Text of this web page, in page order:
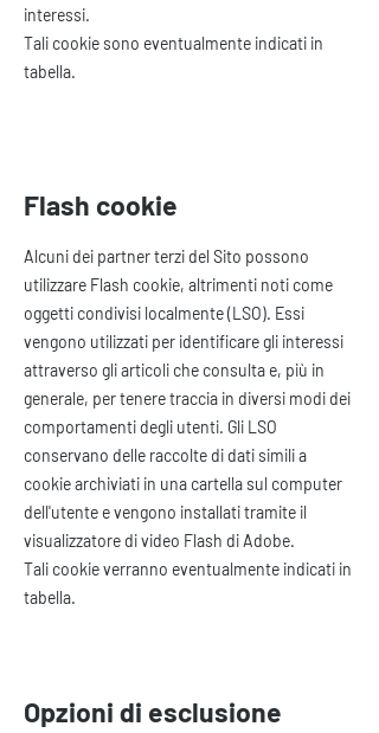
interessi.
Tali cookie sono eventualmente indicati in
tabella.
Flash cookie
Alcuni dei partner terzi del Sito possono
utilizzare Flash cookie, altrimenti noti come
oggetti condivisi localmente (LSO). Essi
vengono utilizzati per identificare gli interessi
attraverso gli articoli che consulta e, più in
generale, per tenere traccia in diversi modi dei
comportamenti degli utenti. Gli LSO
conservano delle raccolte di dati simili a
cookie archiviati in una cartella sul computer
dell'utente e vengono installati tramite il
visualizzatore di video Flash di Adobe.
Tali cookie verranno eventualmente indicati in
tabella.
Opzioni di esclusione